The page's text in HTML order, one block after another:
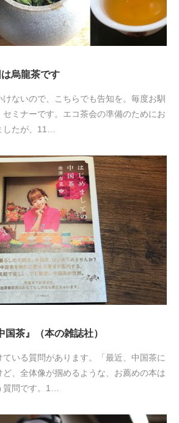
烏龍茶です
けないので、こちらでも告知を。毎度お馴
ミナーです。エコ茶会の準備のためにお
たが、11…
国茶』（本の雑誌社）
ている質問があります。「最近、中国茶に
、全体像が掴めるような、お薦めの本は
質問です。1…